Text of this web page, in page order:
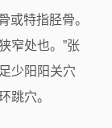
或特指胫骨。
窄处也。”张
少阳阳关穴
跳穴。